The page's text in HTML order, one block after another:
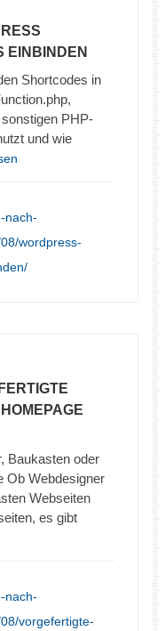
EINBINDEN
Shortcodes in
PHP-
und wie
nach-
wordpress-
Baukasten oder
Ob Webdesigner
Webseiten
es gibt
nach-
vorgefertigte-